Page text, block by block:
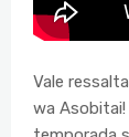
Vale
wa Asobitai!